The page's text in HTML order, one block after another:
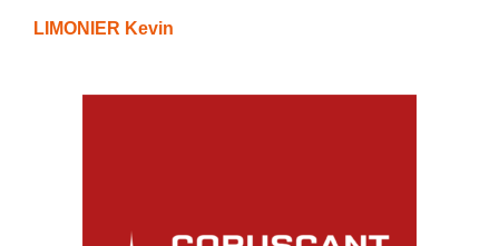
LIMONIER Kevin